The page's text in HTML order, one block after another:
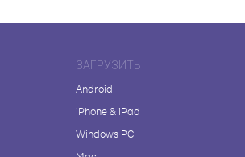
ЗАГРУЗИТЬ
Android
iPhone & iPad
Windows PC